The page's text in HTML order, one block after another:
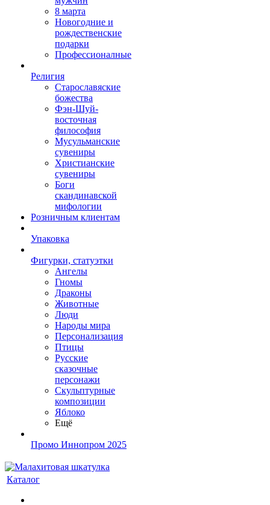
8 марта
Новогодние и
рождественские
подарки
Профессионалные
Религия
Старославяские
божества
Фэн-Шуй-
восточная
философия
Мусульманские
сувениры
Христианские
сувениры
Боги
скандинавской
мифологии
Розничным клиентам
Упаковка
Фигурки, статуэтки
Ангелы
Гномы
Драконы
Животные
Люди
Народы мира
Персонализация
Птицы
Русские
сказочные
персонажи
Скульптурные
композиции
Яблоко
Ещё
Промо Иннопром 2025
Каталог